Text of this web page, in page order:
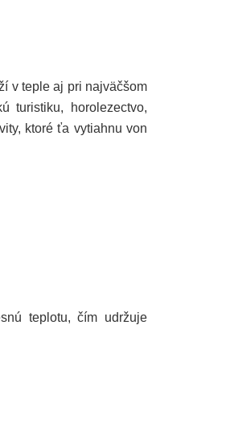
v teple aj pri najväčšom
turistiku, horolezectvo,
ktoré ťa vytiahnu von
teplotu, čím udržuje